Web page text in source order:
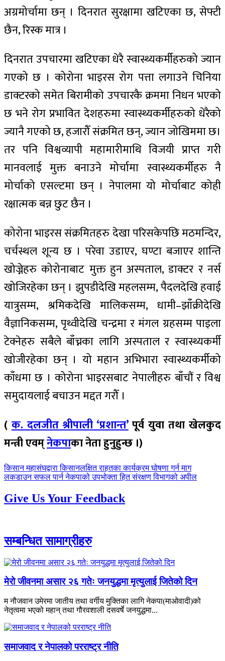
अग्रमोर्चामा छन् । दिनरात सुरक्षामा खटिएका छ, सेफ्टी
छैन, रिस्क मात्र ।
दिनरात उपचारमा खटिएका धेरै स्वास्थ्यकर्मीहरुको ज्यान
गएको छ । कोरोना भाइरस रोग पत्ता लगाउने चिनिया
डाक्टरको समेत बिरामीको उपचारकै क्रममा निधन भएको
छ भने रोग प्रभावित देशहरुमा स्वास्थ्यकर्मीहरुको धेरैको
ज्यानै गएको छ, हजारौँ संक्रमित छन्, ज्यान जोखिममा छ।
तर पनि विश्वव्यापी महामारीमाथि विजयी प्राप्त गरी
मानवलाई मुक्त बनाउने मोर्चामा स्वास्थ्यकर्मीहरु नै
मोर्चाको एसल्टमा छन् । नेपालमा यो मोर्चाबाट कोही
रक्षात्मक बन्न छुट छैन ।
कोरोना भाइरस संक्रमितहरु देखा परिसकेपछि मठमन्दिर,
चर्चस्थल शून्य छ । परेवा उडाएर, घण्टा बजाएर शान्ति
खोज्नेहरु कोरोनाबाट मुक्त हुन अस्पताल, डाक्टर र नर्स
खोजिरहेका छन् । झुपडीदेखि महलसम्म, पैदलदेखि हवाई
यात्रुसम्म, श्रमिकदेखि मालिकसम्म, धामी–झाँक्रीदेखि
वैज्ञानिकसम्म, पृथ्वीदेखि चन्द्रमा र मंगल ग्रहसम्म पाइला
टेक्नेहरु सबैले बाँच्नका लागि अस्पताल र स्वास्थ्यकर्मी
खोजीरहेका छन् । यो महान अभिभारा स्वास्थ्यकर्मीको
काँधमा छ । कोरोना भाइरसबाट नेपालीहरु बाँचौं र विश्व
समुदायलाई बचाउन मद्दत गरौँ ।
(क. दलजीत श्रीपाली ‘प्रशान्त’पूर्व युवा तथा खेलकुद
मन्त्री एवम्नेकपाका नेता हुनुहुन्छ ।)
पछिल्लाे
-
किसान महासंघद्वारा किसानलक्षित राहतका कार्यक्रम घोषणा गर्न माग
अघिल्लाे
लकडाउन सफल पार्न नेकपाको उपभोक्ता हित संरक्षण विभागको अपील
Give Us Your Feedback
सम्बन्धित सामाग्रीहरु
मेरो जीवनमा असार २६ गतेः जनयुद्धमा मृत्युलाई जितेको दिन
म नौजवान उमेरमा जातीय तथा वर्गीय मुक्तिका लागि नेकपा(माओवादी)को
नेतृत्वमा भएको महान् तथा गौरवशाली दसवर्षे जनयुद्धमा...
समाजवाद र नेपालको परराष्ट्र नीति